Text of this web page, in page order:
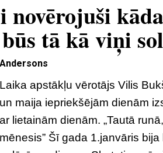
novērojuši
tā kā viņi
Laika apstākļu vērotājs Vilis
un maija iepriekšējām dienām
ar lietainām dienām. „Tautā
mēnesis” Šī gada 1.janvāris